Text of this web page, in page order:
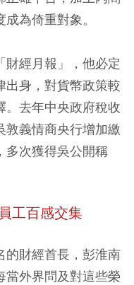
為倚重對象。
財經月報」，他必定
出身，對貨幣政策較
。去年中央政府稅收
敦義情商央行增加繳
多次獲得吳公開稱
工百感交集
的財經首長，彭淮南
當外界問及對這些榮